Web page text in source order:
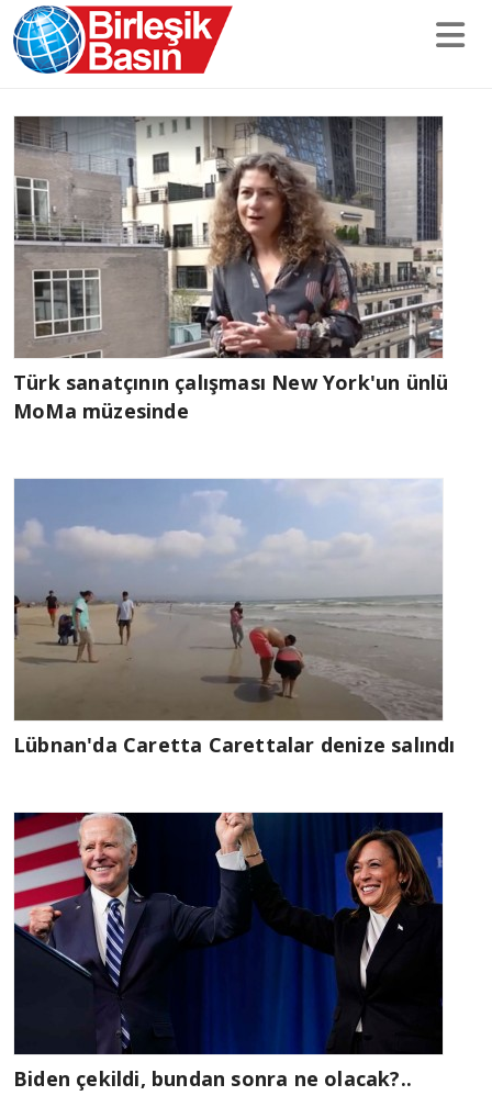
Türk sanatçının çalışması New York'un ünlü
MoMa müzesinde
Lübnan'da Caretta Carettalar denize salındı
Biden çekildi, bundan sonra ne olacak?..